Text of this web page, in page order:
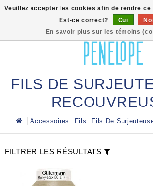
FILS DE
Accessoires Fils Fils De
FILTRER LES RÉSULTATS
Veuillez accepter les cookies afin de rendre ce
Est-ce correct?
Oui
En savoir plus sur les témoins